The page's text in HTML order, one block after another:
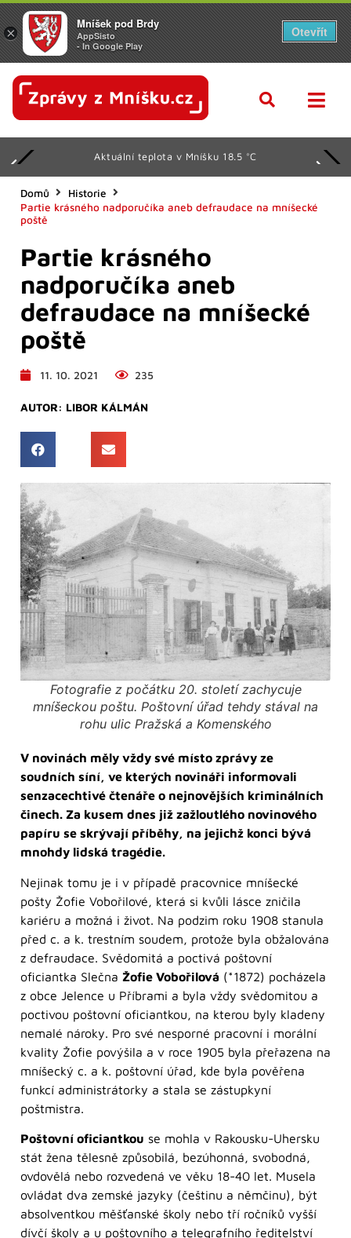
Aktuální teplota v Mníšku 18.5 °C
Domů
Historie
Partie krásného nadporučíka aneb defraudace na mníšecké
poště
Partie krásného
nadporučíka aneb
defraudace na mníšecké
poště
11. 10. 2021 235
AUTOR: LIBOR KÁLMÁN
Fotografie z počátku 20. století zachycuje
mníšeckou poštu. Poštovní úřad tehdy stával na
rohu ulic Pražská a Komenského
V novinách měly vždy své místo zprávy ze
soudních síní, ve kterých novináři informovali
senzacechtivé čtenáře o nejnovějších kriminálních
činech. Za kusem dnes již zažloutlého novinového
papíru se skrývají příběhy, na jejichž konci bývá
mnohdy lidská tragédie.
Nejinak tomu je i v případě pracovnice mníšecké
pošty Žofie Vobořilové, která si kvůli lásce zničila
kariéru a možná i život. Na podzim roku 1908 stanula
před c. a k. trestním soudem, protože byla obžalována
z defraudace. Svědomitá a poctivá poštovní
oficiantka Slečna Žofie Vobořilová (*1872) pocházela
z obce Jelence u Příbrami a byla vždy svědomitou a
poctivou poštovní oficiantkou, na kterou byly kladeny
nemalé nároky. Pro své nesporné pracovní i morální
kvality Žofie povýšila a v roce 1905 byla přeřazena na
mníšecký c. a k. poštovní úřad, kde byla pověřena
funkcí administrátorky a stala se zástupkyní
poštmistra.
Poštovní oficiantkou se mohla v Rakousku-Uhersku
stát žena tělesně způsobilá, bezúhonná, svobodná,
ovdovělá nebo rozvedená ve věku 18-40 let. Musela
ovládat dva zemské jazyky (češtinu a němčinu), být
absolventkou měšťanské školy nebo tří ročníků vyšší
dívčí školy a u poštovního a telegrafního ředitelství
×
Mníšek pod Brdy
AppSisto
- In Google Play
Otevřít